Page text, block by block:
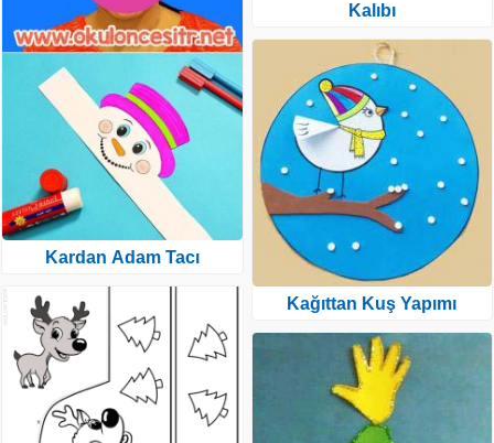
Kardan Adam Tacı
Kalıbı
Kağıttan Kuş Yapımı